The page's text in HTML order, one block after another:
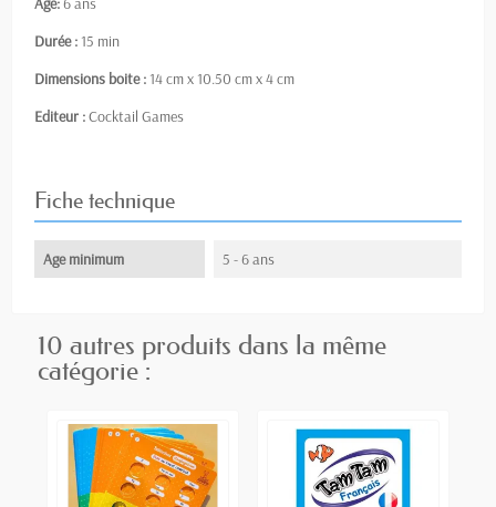
Durée : 15 min
Dimensions boite : 14 cm x 10.50 cm x 4 cm
Editeur :Cocktail Games
Fiche technique
Age minimum 5 - 6 ans
10 autres produits dans la même
catégorie :